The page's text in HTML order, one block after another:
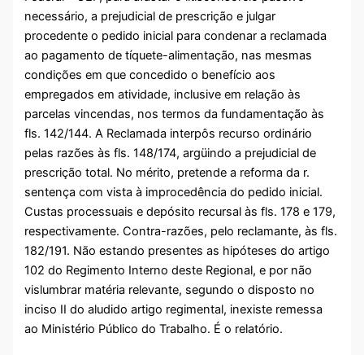
necessário, a prejudicial de prescrição e julgar
procedente o pedido inicial para condenar a reclamada
ao pagamento de tíquete-alimentação, nas mesmas
condições em que concedido o benefício aos
empregados em atividade, inclusive em relação às
parcelas vincendas, nos termos da fundamentação às
fls. 142/144. A Reclamada interpôs recurso ordinário
pelas razões às fls. 148/174, argüindo a prejudicial de
prescrição total. No mérito, pretende a reforma da r.
sentença com vista à improcedência do pedido inicial.
Custas processuais e depósito recursal às fls. 178 e 179,
respectivamente. Contra-razões, pelo reclamante, às fls.
182/191. Não estando presentes as hipóteses do artigo
102 do Regimento Interno deste Regional, e por não
vislumbrar matéria relevante, segundo o disposto no
inciso II do aludido artigo regimental, inexiste remessa
ao Ministério Público do Trabalho. É o relatório.